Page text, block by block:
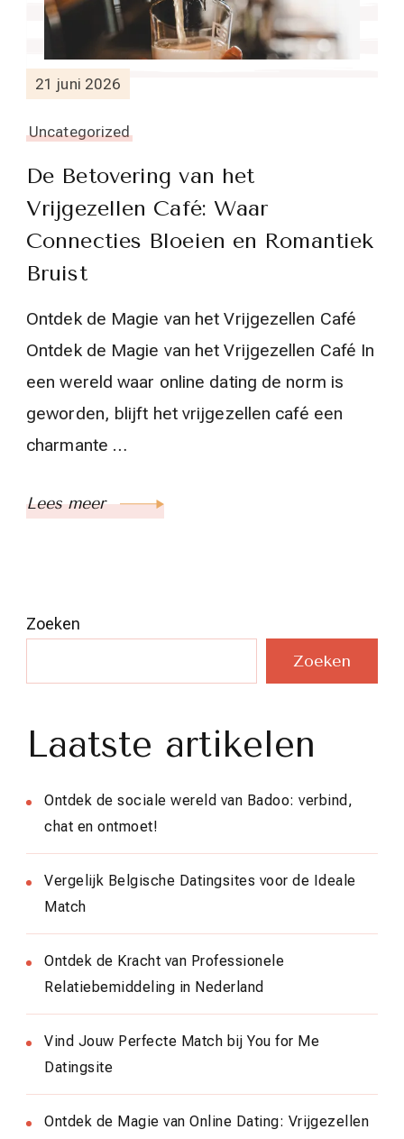
21 juni 2026
Uncategorized
De Betovering van het
Vrijgezellen Café: Waar
Connecties Bloeien en Romantiek
Bruist
Ontdek de Magie van het Vrijgezellen Café
Ontdek de Magie van het Vrijgezellen Café In
een wereld waar online dating de norm is
geworden, blijft het vrijgezellen café een
charmante …
Lees meer
Zoeken
Zoeken
Laatste artikelen
Ontdek de sociale wereld van Badoo: verbind,
chat en ontmoet!
Vergelijk Belgische Datingsites voor de Ideale
Match
Ontdek de Kracht van Professionele
Relatiebemiddeling in Nederland
Vind Jouw Perfecte Match bij You for Me
Datingsite
Ontdek de Magie van Online Dating: Vrijgezellen